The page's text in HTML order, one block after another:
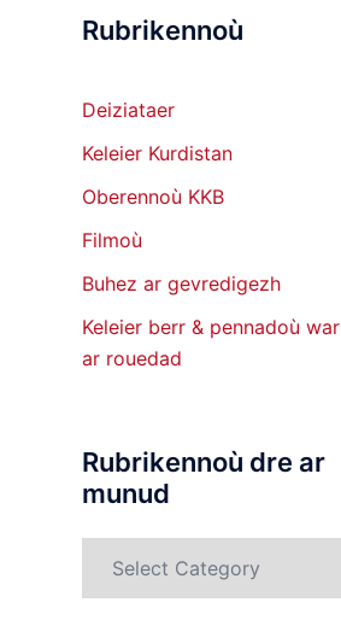
Rubrikennoù
Deiziataer
Keleier Kurdistan
Oberennoù KKB
Filmoù
Buhez ar gevredigezh
Keleier berr & pennadoù war
ar rouedad
Rubrikennoù dre ar
munud